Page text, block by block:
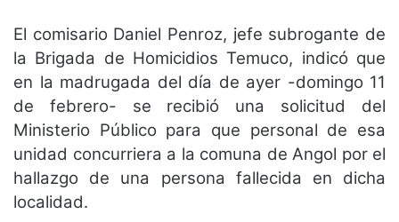
El comisario Daniel Penroz, jefe subrogante de
la Brigada de Homicidios Temuco, indicó que
en la madrugada del día de ayer -domingo 11
de febrero- se recibió una solicitud del
Ministerio Público para que personal de esa
unidad concurriera a la comuna de Angol por el
hallazgo de una persona fallecida en dicha
localidad.